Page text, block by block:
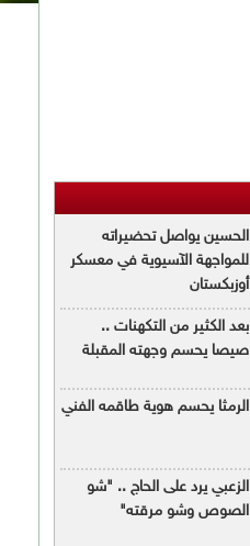
الحسين يواصل تحضيراته
للمواجهة الآسيوية في معسكر
أوزبكستان
بعد الكثير من التكهنات ..
صيصا يحسم وجهته المقبلة
الرمثا يحسم هوية طاقمه الفني
الزعبي يرد على الحاج .. "شو
الصوص وشو مرقته"